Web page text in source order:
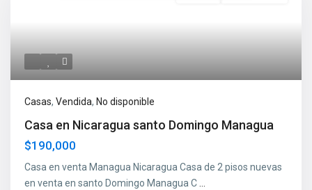
Casas, Vendida, No disponible
Casa en Nicaragua santo Domingo Managua
$190,000
Casa en venta Managua Nicaragua Casa de 2 pisos nuevas
en venta en santo Domingo Managua C